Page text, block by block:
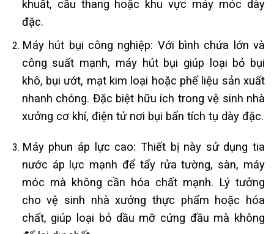
khuất, cầu thang hoặc khu vực máy móc dày
đặc.
Máy hút bụi công nghiệp: Với bình chứa lớn và
công suất mạnh, máy hút bụi giúp loại bỏ bụi
khô, bụi ướt, mạt kim loại hoặc phế liệu sản xuất
nhanh chóng. Đặc biệt hữu ích trong vệ sinh nhà
xưởng cơ khí, điện tử nơi bụi bẩn tích tụ dày đặc.
Máy phun áp lực cao: Thiết bị này sử dụng tia
nước áp lực mạnh để tẩy rửa tường, sàn, máy
móc mà không cần hóa chất mạnh. Lý tưởng
cho vệ sinh nhà xưởng thực phẩm hoặc hóa
chất, giúp loại bỏ dầu mỡ cứng đầu mà không